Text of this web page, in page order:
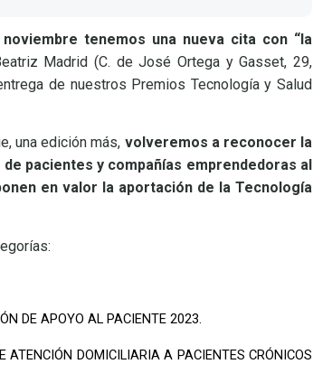
tenemos una nueva cita con “la
Madrid (C. de José Ortega y Gasset, 29,
de nuestros Premios Tecnología y Salud
una edición más, volveremos a reconocer la
pacientes y compañías emprendedoras al
en valor la aportación de la Tecnología
DE APOYO AL PACIENTE 2023.
DOMICILIARIA A PACIENTES CRÓNICOS